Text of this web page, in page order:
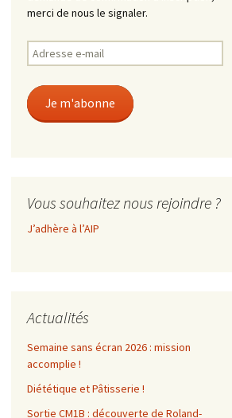
merci de nous le signaler.
Adresse
e-
Je m'abonne
Vous souhaitez nous rejoindre ?
J’adhère à l’AIP
Actualités
Semaine sans écran 2026 : mission
accomplie !
Diététique et Pâtisserie !
Sortie CM1B : découverte de Roland-